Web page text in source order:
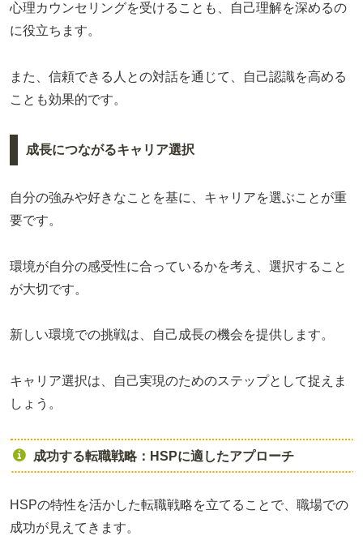
心理カウンセリングを受けることも、自己理解を深めるの
に役立ちます。
また、信頼できる人との対話を通じて、自己認識を高める
ことも効果的です。
成長につながるキャリア選択
自分の強みや好きなことを基に、キャリアを選ぶことが重
要です。
環境が自分の感受性に合っているかを考え、選択すること
が大切です。
新しい環境での挑戦は、自己成長の機会を提供します。
キャリア選択は、自己実現のためのステップとして捉えま
しょう。
成功する転職戦略：HSPに適したアプローチ
HSPの特性を活かした転職戦略を立てることで、職場での
成功が見えてきます。